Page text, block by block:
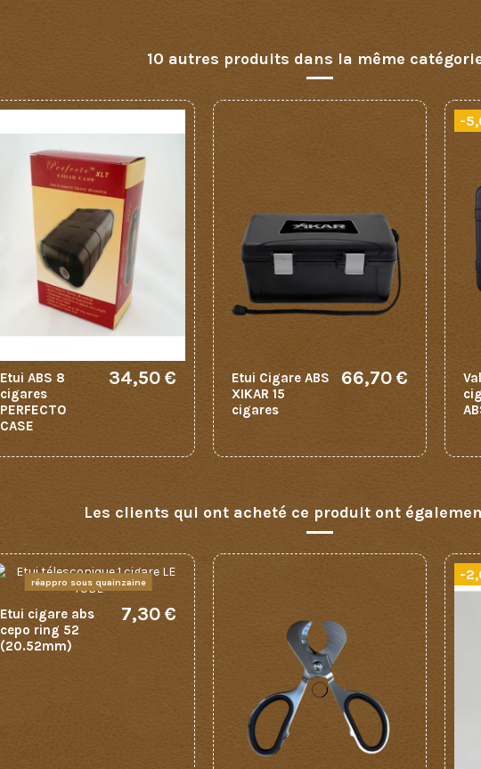
10 autres produits dans la même
Etui ABS 8
cigares
PERFECTO
CASE
34,50 €
Etui Cigare ABS
XIKAR 15
cigares
66,70 €
-
Les clients qui ont acheté ce produit ont
réappro sous quainzaine
Etui cigare abs
cepo ring 52
(20.52mm)
7,30 €
-